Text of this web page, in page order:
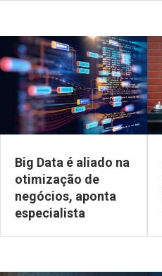
Big Data é aliado na
otimização de
negócios, aponta
especialista